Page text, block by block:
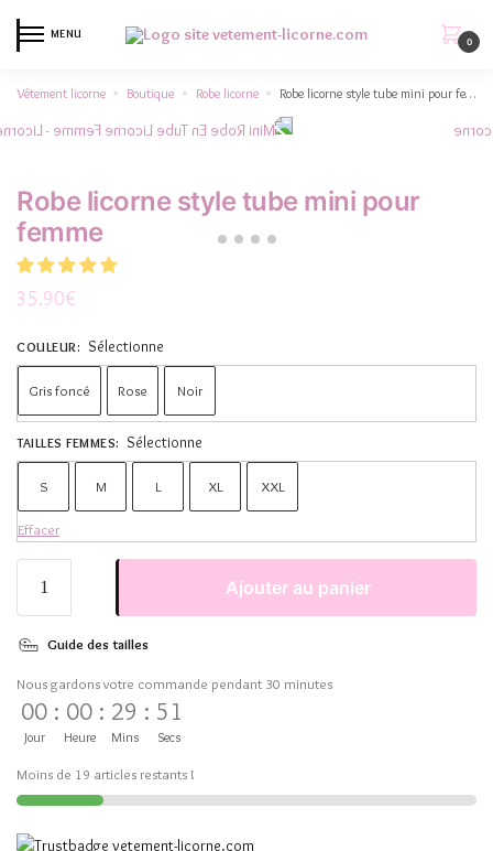
MENU
0
Vêtement licorne » Boutique » Robe licorne » Robe licorne style tube mini pour femme
Robe licorne style tube mini pour
femme
35.90€
COULEUR: Sélectionne
Gris foncé Rose Noir
TAILLES FEMMES: Sélectionne
S M L XL XXL
Effacer
Ajouter au panier
Guide des tailles
Nous gardons votre commande pendant 30 minutes
00
Jour
: 00
Heure
: 29
Mins
: 51
Secs
Moins de 19 articles restants !